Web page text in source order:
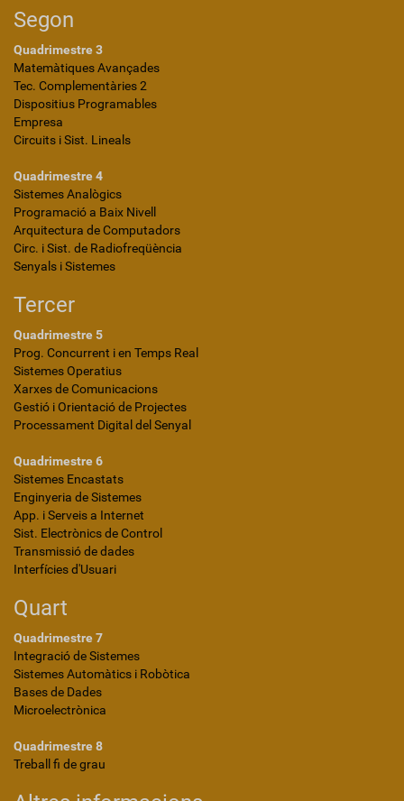
Segon
Quadrimestre 3
Matemàtiques Avançades
Tec. Complementàries 2
Dispositius Programables
Empresa
Circuits i Sist. Lineals
Quadrimestre 4
Sistemes Analògics
Programació a Baix Nivell
Arquitectura de Computadors
Circ. i Sist. de Radiofreqüència
Senyals i Sistemes
Tercer
Quadrimestre 5
Prog. Concurrent i en Temps Real
Sistemes Operatius
Xarxes de Comunicacions
Gestió i Orientació de Projectes
Processament Digital del Senyal
Quadrimestre 6
Sistemes Encastats
Enginyeria de Sistemes
App. i Serveis a Internet
Sist. Electrònics de Control
Transmissió de dades
Interfícies d'Usuari
Quart
Quadrimestre 7
Integració de Sistemes
Sistemes Automàtics i Robòtica
Bases de Dades
Microelectrònica
Quadrimestre 8
Treball fi de grau